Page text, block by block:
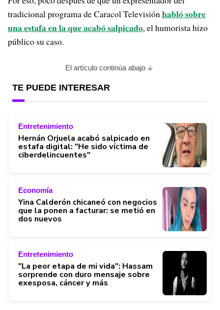
tradicional programa de Caracol Televisiónhabló sobre
una estafa en la que acabó salpicado, el humorista hizo
público su caso.
El artículo continúa abajo
TE PUEDE INTERESAR
Entretenimiento
Hernán Orjuela acabó salpicado en
estafa digital: "He sido víctima de
ciberdelincuentes"
Economía
Yina Calderón chicaneó con negocios
que la ponen a facturar: se metió en
dos nuevos
Entretenimiento
"La peor etapa de mi vida": Hassam
sorprende con duro mensaje sobre
exesposa, cáncer y más